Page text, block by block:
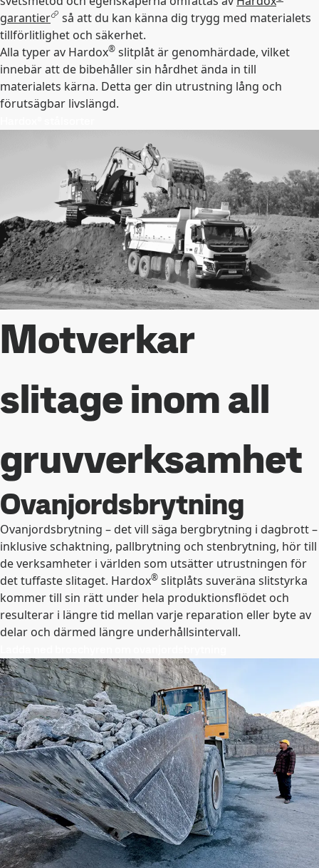
garantier
så att du kan känna dig trygg med materialets
tillförlitlighet och säkerhet.
Alla typer av Hardox® slitplåt är genomhärdade, vilket
innebär att de bibehåller sin hårdhet ända in till
materialets kärna. Detta ger din utrustning lång och
förutsägbar livslängd.
Motverkar
slitage inom all
gruvverksamhet
Ovanjordsbrytning
Ovanjordsbrytning – det vill säga bergbrytning i dagbrott –
inklusive schaktning, pallbrytning och stenbrytning, hör till
de verksamheter i världen som utsätter utrustningen för
det tuffaste slitaget. Hardox® slitplåts suveräna slitstyrka
kommer till sin rätt under hela produktionsflödet och
resulterar i längre tid mellan varje reparation eller byte av
delar och därmed längre underhållsintervall.